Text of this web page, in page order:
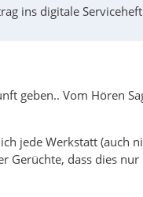
ins digitale
geben.. Vom Hören
jede Werkstatt (auch
Gerüchte, dass dies